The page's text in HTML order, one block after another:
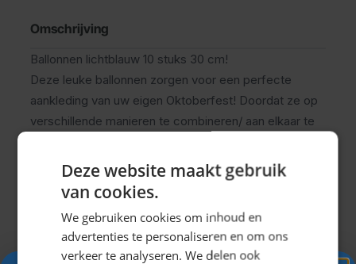
Omschrijving
Ballonnen lichtblauw 10 stuks 30 cm!
Deze leuke ballonnen zorgen voor een perfecte
aankleding van uw eigen Oktoberfest! Doordat ze op
verschillende manieren te combineren/ aan elkaar te
tafels versieren, het plafond opvullen, de schutting
bekleden of zelfs een mooie Oktoberfest boog
maken! De ballonnen passen perfect bij het overige
assortiment.Klik hierom het overige assortiment te
bekijken!
Deze website maakt gebruik
van cookies.
We gebruiken cookies om inhoud en
advertenties te personaliseren en om ons
verkeer te analyseren. We delen ook